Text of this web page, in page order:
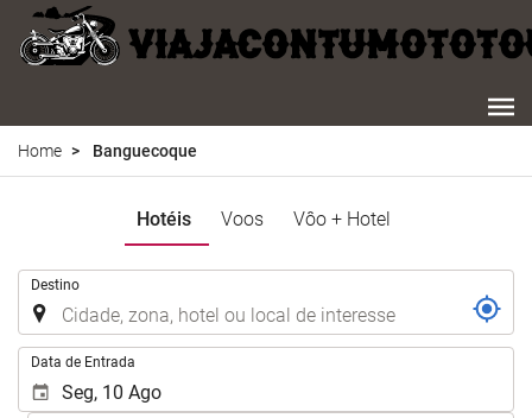
Home Banguecoque
Hotéis Voos Vôo + Hotel
Destino
Data de Entrada